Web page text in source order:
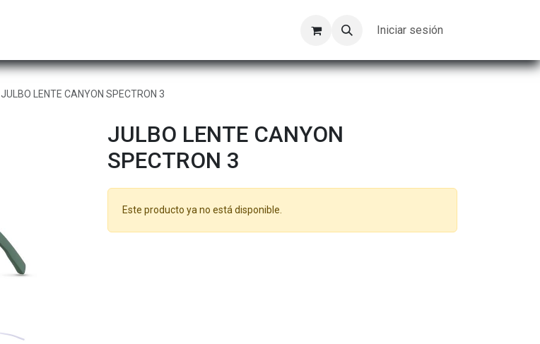
Trabajos Iniciar sesión
JULBO LENTE CANYON SPECTRON 3
JULBO LENTE CANYON
SPECTRON 3
Este producto ya no está disponible.